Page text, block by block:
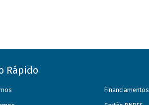
Rápido
Financiamentos